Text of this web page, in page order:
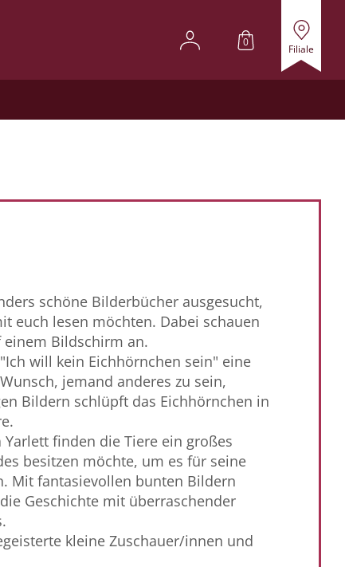
0
Filiale
schöne Bilderbücher ausgesucht,
euch lesen möchten. Dabei schauen
Bildschirm an.
will kein Eichhörnchen sein" eine
jemand anderes zu sein,
Bildern schlüpft das Eichhörnchen in
finden die Tiere ein großes
besitzen möchte, um es für seine
Mit fantasievollen bunten Bildern
Geschichte mit überraschender
kleine Zuschauer/innen und